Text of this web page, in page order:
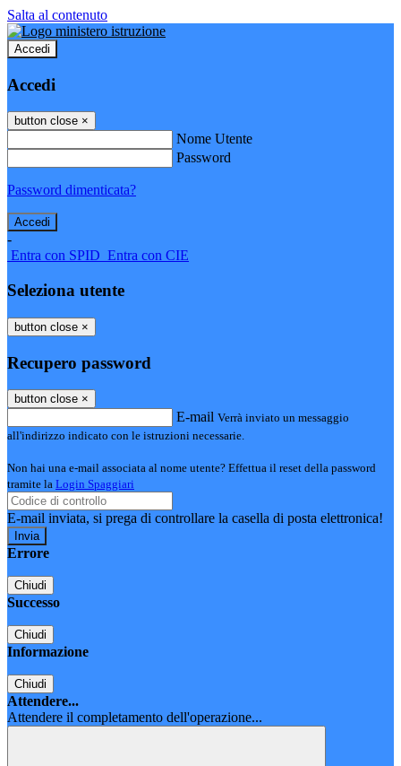
Salta al contenuto
Accedi
Accedi
button close ×
Nome Utente
Password
Password dimenticata?
-
Entra con SPID Entra con CIE
Seleziona utente
button close ×
Recupero password
button close ×
E-mail Verrà inviato un messaggio
all'indirizzo indicato con le istruzioni necessarie.
Non hai una e-mail associata al nome utente? Effettua il reset della password
tramite la Login Spaggiari
E-mail inviata, si prega di controllare la casella di posta elettronica!
Errore
Chiudi
Successo
Chiudi
Informazione
Chiudi
Attendere...
Attendere il completamento dell'operazione...